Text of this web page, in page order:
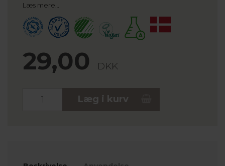
Læs mere…
29,00 DKK
Læg i kurv